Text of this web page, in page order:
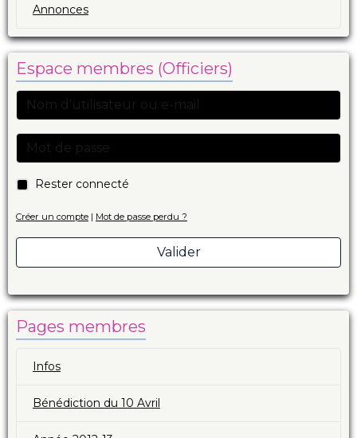
Annonces
Espace membres (Officiers)
Rester connecté
Créer un compte | Mot de passe perdu ?
Valider
Pages membres
Infos
Bénédiction du 10 Avril